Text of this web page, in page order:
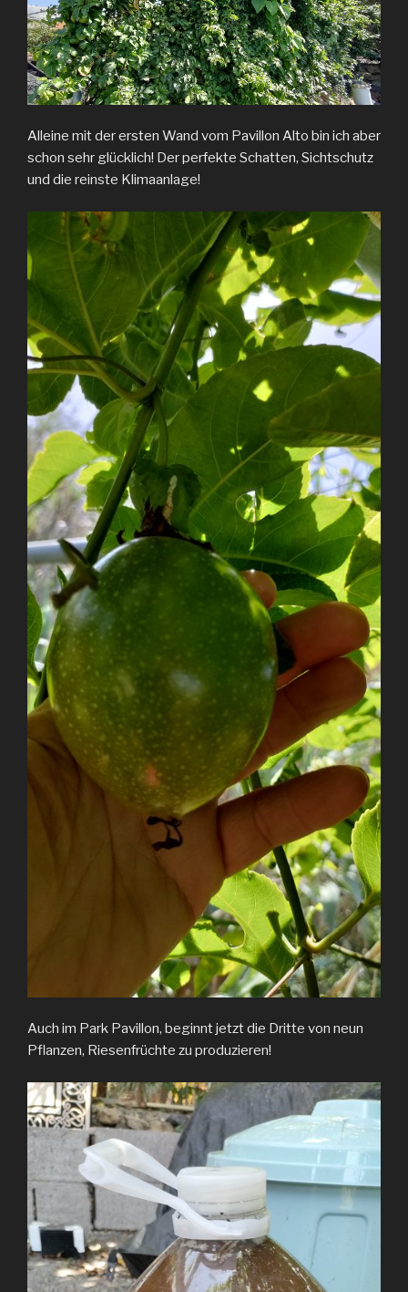
Alleine mit der ersten Wand vom Pavillon Alto bin ich aber
schon sehr glücklich! Der perfekte Schatten, Sichtschutz
und die reinste Klimaanlage!
Auch im Park Pavillon, beginnt jetzt die Dritte von neun
Pflanzen, Riesenfrüchte zu produzieren!